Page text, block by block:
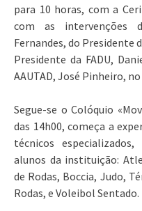
para 10 horas, com a
com as intervenções
Fernandes, do Presidente
Presidente da FADU,
AAUTAD, José Pinheiro,
Segue-se o Colóquio
das 14h00, começa a
técnicos
alunos da instituição:
de Rodas, Boccia, Judo,
Rodas, e Voleibol Sentado.